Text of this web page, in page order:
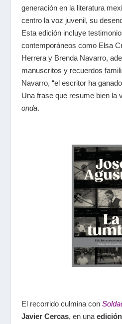
generación en la literatura
centro la voz juvenil, su
Esta edición incluye
contemporáneos como Elsa
Herrera y Brenda Navarro,
manuscritos y recuerdos
Navarro, “el escritor ha
Una frase que resume bien la
onda.
El recorrido culmina con
Javier Cercas, en una